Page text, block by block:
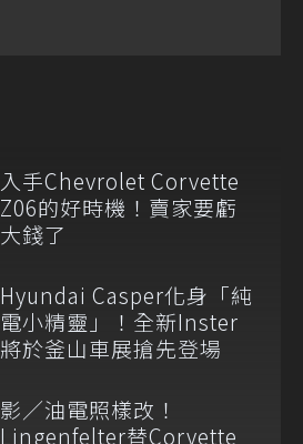
入手Chevrolet Corvette
Z06的好時機！賣家要虧
大錢了
Hyundai Casper化身「純
電小精靈」！全新Inster
將於釜山車展搶先登場
影／油電照樣改！
Lingenfelter替Corvette